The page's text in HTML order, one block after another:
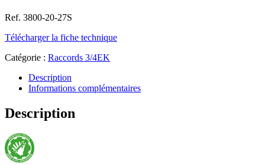
Ref. 3800-20-27S
Télécharger la fiche technique
Catégorie : Raccords 3/4EK
Description
Informations complémentaires
Description